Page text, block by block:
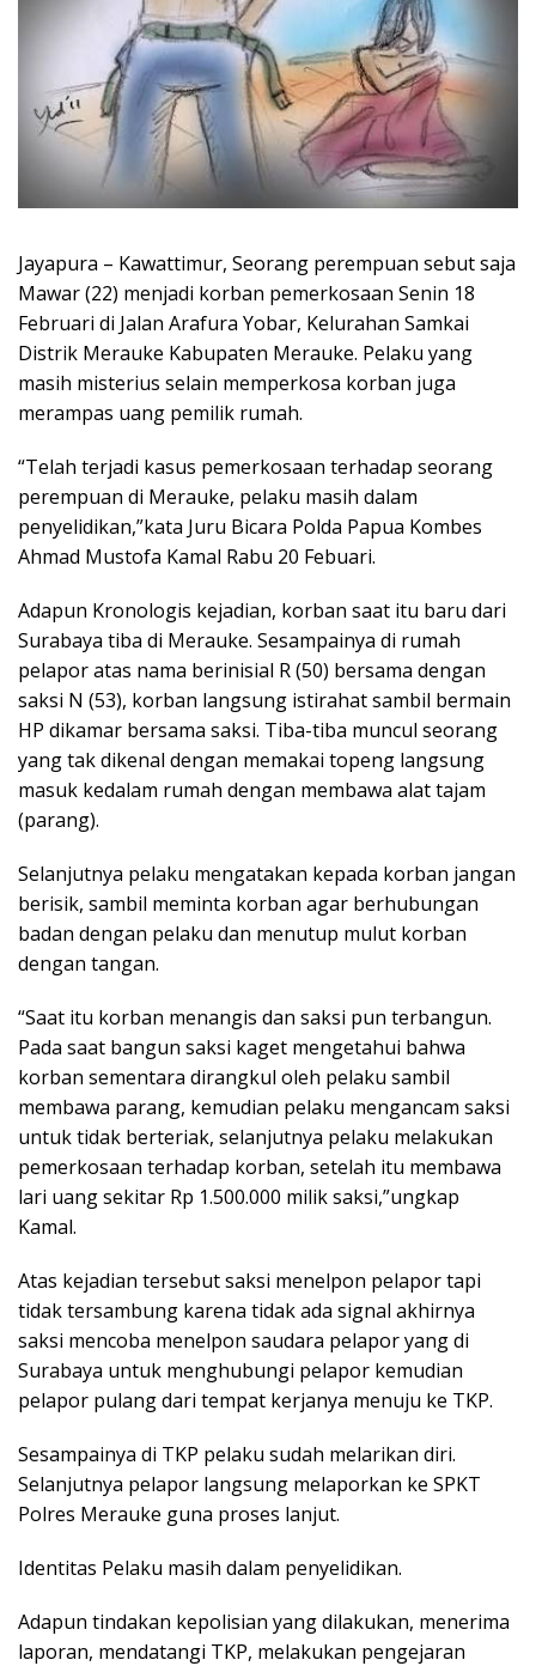
Jayapura – Kawattimur, Seorang perempuan sebut saja
Mawar (22) menjadi korban pemerkosaan Senin 18
Februari di Jalan Arafura Yobar, Kelurahan Samkai
Distrik Merauke Kabupaten Merauke. Pelaku yang
masih misterius selain memperkosa korban juga
merampas uang pemilik rumah.
“Telah terjadi kasus pemerkosaan terhadap seorang
perempuan di Merauke, pelaku masih dalam
penyelidikan,”kata Juru Bicara Polda Papua Kombes
Ahmad Mustofa Kamal Rabu 20 Febuari.
Adapun Kronologis kejadian, korban saat itu baru dari
Surabaya tiba di Merauke. Sesampainya di rumah
pelapor atas nama berinisial R (50) bersama dengan
saksi N (53), korban langsung istirahat sambil bermain
HP dikamar bersama saksi. Tiba-tiba muncul seorang
yang tak dikenal dengan memakai topeng langsung
masuk kedalam rumah dengan membawa alat tajam
(parang).
Selanjutnya pelaku mengatakan kepada korban jangan
berisik, sambil meminta korban agar berhubungan
badan dengan pelaku dan menutup mulut korban
dengan tangan.
“Saat itu korban menangis dan saksi pun terbangun.
Pada saat bangun saksi kaget mengetahui bahwa
korban sementara dirangkul oleh pelaku sambil
membawa parang, kemudian pelaku mengancam saksi
untuk tidak berteriak, selanjutnya pelaku melakukan
pemerkosaan terhadap korban, setelah itu membawa
lari uang sekitar Rp 1.500.000 milik saksi,”ungkap
Kamal.
Atas kejadian tersebut saksi menelpon pelapor tapi
tidak tersambung karena tidak ada signal akhirnya
saksi mencoba menelpon saudara pelapor yang di
Surabaya untuk menghubungi pelapor kemudian
pelapor pulang dari tempat kerjanya menuju ke TKP.
Sesampainya di TKP pelaku sudah melarikan diri.
Selanjutnya pelapor langsung melaporkan ke SPKT
Polres Merauke guna proses lanjut.
Identitas Pelaku masih dalam penyelidikan.
Adapun tindakan kepolisian yang dilakukan, menerima
laporan, mendatangi TKP, melakukan pengejaran